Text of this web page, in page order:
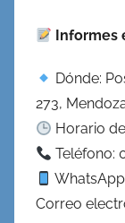
Informes
Dónde:
273,
Horario
Teléfono:
Correo